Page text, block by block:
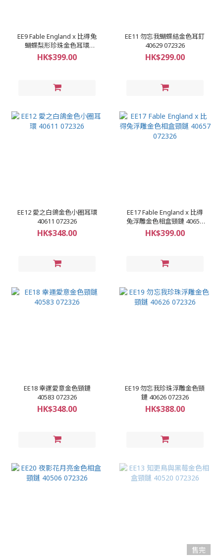
EE9 Fable England x 比得兔
蝴蝶梨形珍珠金色耳環
40649 072326
HK$399.00
EE11 勿忘我蝴蝶結金色耳釘
40629 072326
HK$299.00
EE12 愛之白鴿金色小圈耳環
40611 072326
HK$348.00
EE17 Fable England x 比得
兔浮雕金色相盒頸鏈 40657
072326
HK$399.00
EE18 幸運愛意金色頸鏈
40583 072326
HK$348.00
EE19 勿忘我珍珠浮雕金色頸
鏈 40626 072326
HK$388.00
售完